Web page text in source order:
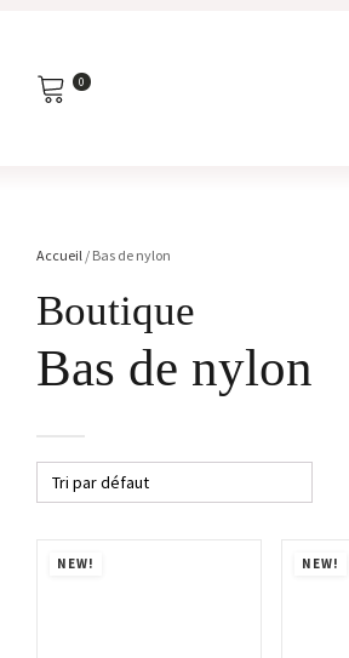
0
Accueil / Bas de nylon
Boutique
Bas de nylon
NEW! NEW!